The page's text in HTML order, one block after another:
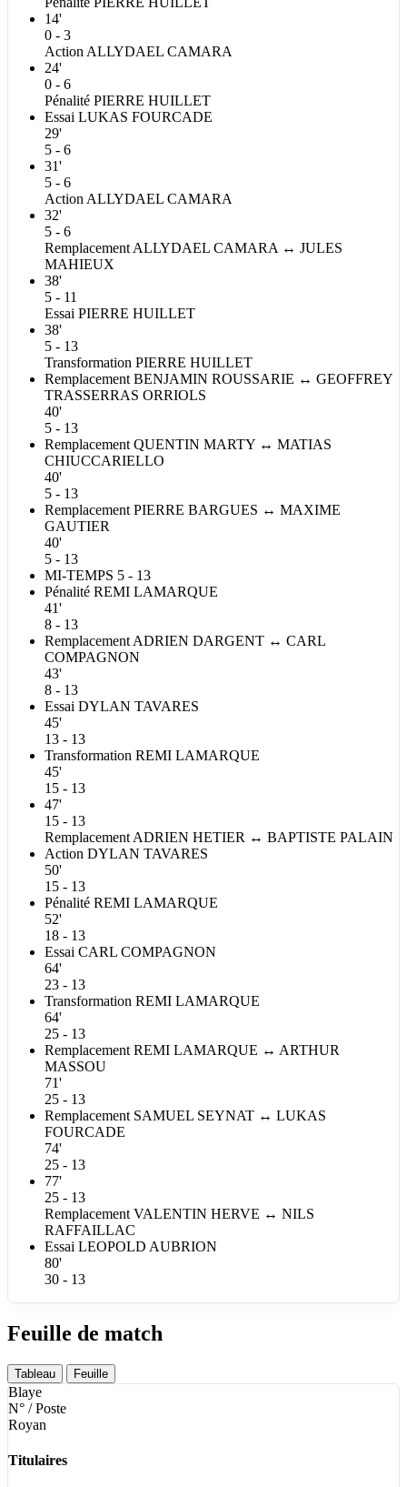
14'
0 - 3
Action ALLYDAEL CAMARA
24'
0 - 6
Pénalité PIERRE HUILLET
Essai LUKAS FOURCADE
29'
5 - 6
31'
5 - 6
Action ALLYDAEL CAMARA
32'
5 - 6
Remplacement ALLYDAEL CAMARA ↔ JULES
MAHIEUX
38'
5 - 11
Essai PIERRE HUILLET
38'
5 - 13
Transformation PIERRE HUILLET
Remplacement BENJAMIN ROUSSARIE ↔ GEOFFREY
TRASSERRAS ORRIOLS
40'
5 - 13
Remplacement QUENTIN MARTY ↔ MATIAS
CHIUCCARIELLO
40'
5 - 13
Remplacement PIERRE BARGUES ↔ MAXIME
GAUTIER
40'
5 - 13
MI-TEMPS 5 - 13
Pénalité REMI LAMARQUE
41'
8 - 13
Remplacement ADRIEN DARGENT ↔ CARL
COMPAGNON
43'
8 - 13
Essai DYLAN TAVARES
45'
13 - 13
Transformation REMI LAMARQUE
45'
15 - 13
47'
15 - 13
Remplacement ADRIEN HETIER ↔ BAPTISTE PALAIN
Action DYLAN TAVARES
50'
15 - 13
Pénalité REMI LAMARQUE
52'
18 - 13
Essai CARL COMPAGNON
64'
23 - 13
Transformation REMI LAMARQUE
64'
25 - 13
Remplacement REMI LAMARQUE ↔ ARTHUR
MASSOU
71'
25 - 13
Remplacement SAMUEL SEYNAT ↔ LUKAS
FOURCADE
74'
25 - 13
77'
25 - 13
Remplacement VALENTIN HERVE ↔ NILS
RAFFAILLAC
Essai LEOPOLD AUBRION
80'
30 - 13
Feuille de match
Tableau Feuille
Blaye
N° / Poste
Royan
Titulaires